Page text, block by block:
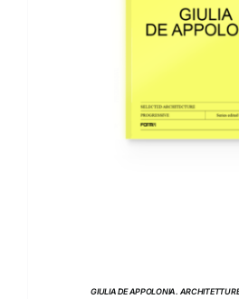
AGGIUNGI AL CARRELLO
GIULIA DE APPOLONIA.